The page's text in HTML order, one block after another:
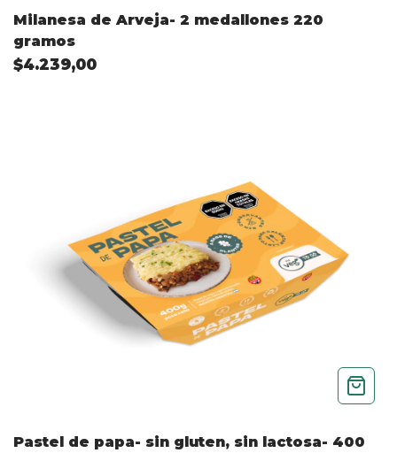
Milanesa de Arveja- 2 medallones 220
gramos
$4.239,00
Pastel de papa- sin gluten, sin lactosa- 400